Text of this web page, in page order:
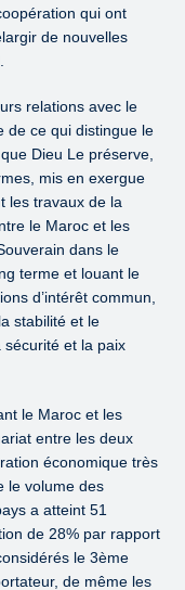
qui ont
de nouvelles
relations avec le
de ce qui distingue le
Dieu Le préserve,
mis en exergue
les travaux de la
le Maroc et les
dans le
terme et louant le
d’intérêt commun,
stabilité et le
sécurité et la paix
le Maroc et les
entre les deux
économique très
le volume des
a atteint 51
de 28% par rapport
le 3ème
de même les